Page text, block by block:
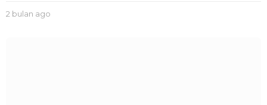
2 bulan ago